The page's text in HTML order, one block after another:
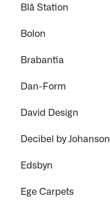
Blå Station
Bolon
Brabantia
Dan-Form
David Design
Decibel by Johanson
Edsbyn
Ege Carpets